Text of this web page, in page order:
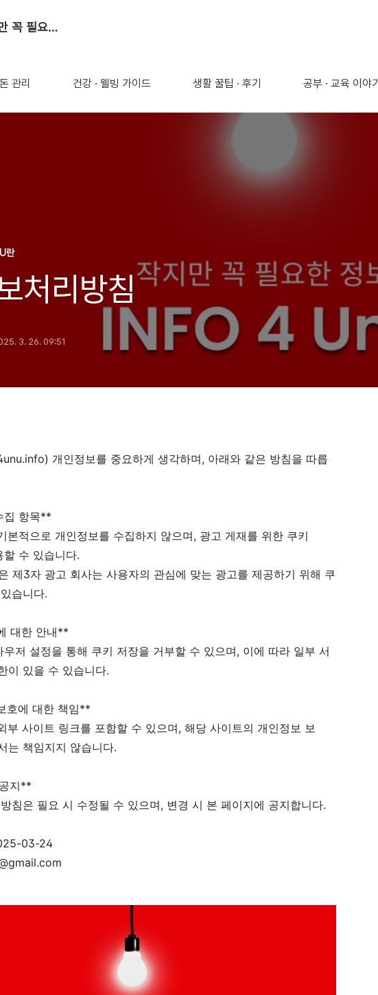
Info4UnU - 작지만 꼭 필요한 정보
관리 건강 · 웰빙 가이드 생활 꿀팁 · 후기 공부 · 교육 이야기
란
처리방침
3. 26. 09:51
개인정보를 중요하게 생각하며, 아래와 같은 방침을 따릅
집 항목**
본적으로 개인정보를 수집하지 않으며, 광고 게재를 위한 쿠키
수 있습니다.
제3자 광고 회사는 사용자의 관심에 맞는 광고를 제공하기 위해 쿠
습니다.
대한 안내**
저 설정을 통해 쿠키 저장을 거부할 수 있으며, 이에 따라 일부 서
이 있을 수 있습니다.
호에 대한 책임**
부 사이트 링크를 포함할 수 있으며, 해당 사이트의 개인정보 보
는 책임지지 않습니다.
지**
침은 필요 시 수정될 수 있으며, 변경 시 본 페이지에 공지합니다.
03-24